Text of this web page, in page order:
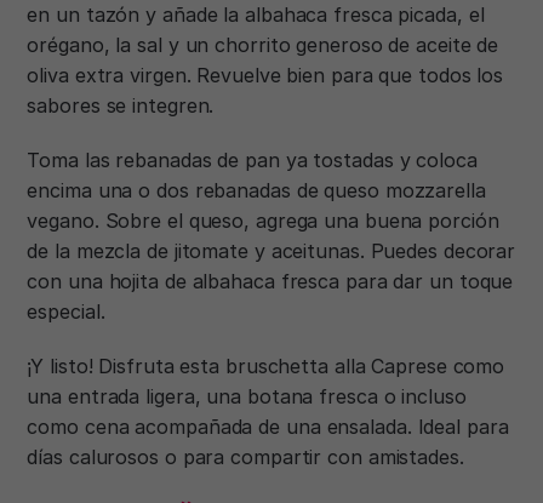
en un tazón y añade la albahaca fresca picada, el
orégano, la sal y un chorrito generoso de aceite de
oliva extra virgen. Revuelve bien para que todos los
sabores se integren.
Toma las rebanadas de pan ya tostadas y coloca
encima una o dos rebanadas de queso mozzarella
vegano. Sobre el queso, agrega una buena porción
de la mezcla de jitomate y aceitunas. Puedes decorar
con una hojita de albahaca fresca para dar un toque
especial.
¡Y listo! Disfruta esta bruschetta alla Caprese como
una entrada ligera, una botana fresca o incluso
como cena acompañada de una ensalada. Ideal para
días calurosos o para compartir con amistades.